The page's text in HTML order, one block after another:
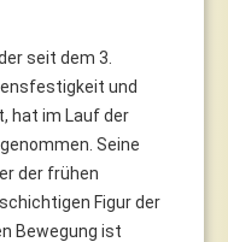
seit dem 3.
und
hat im Lauf der
Seine
der frühen
Figur der
Bewegung ist